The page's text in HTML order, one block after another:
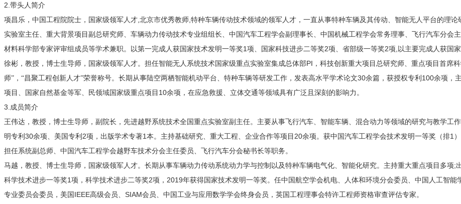
2. 带头人简介
项昌乐，中国工程院院士，国家级领军人才 北京市优秀教师 特种车辆传动技术领域的领军人才，一直从事特种车辆及其传动、智能无人平台的理
实验室主任、重大背景项目副总研究师、车辆动力传动技术专业组组长、中国汽车工程学会副理事长、中国机械工程学会常务理事、飞行汽车分会
材料科学部专家评审组成员等学术兼职。以第一完成人获国家技术发明一等奖1 项、国家科技进步二等奖2项、省部级一等奖2项 以主要完成人获国
徐彬，教授，博士生导师，国家级领军人才。担任智能无人系统技术国家级重点实验室集成总体部PI ，科技创新重大项目总研究师、重点项目首席
师”，“昌聚工程创新人才”荣誉称号。长期从事陆空两栖智能机动平台、特种车辆等研发工作，发表高水平学术论文30余篇，获授权专利 100余项，
项目、国家自然基金等军、民领域国家级重点项目 10余项，在应急救援、立体交通等领域具有广泛且深刻的影响力。
3. 成员简介
王伟达，教授，博士生导师，副院长，先进越野系统技术全国重点实验室副主任。主要从事飞行汽车、智能车辆、混合动力等领域的研究与教学工
明专利 30余项、美国专利 2项，出版学术专著1 本。主持基础研究、重大工程、企业合作等项目 20余项。获中国汽车工程学会技术发明一等奖（排1
担任系统副总师、中国汽车工程学会越野车技术分会主任委员、飞行汽车分会秘书长等职务。
马越，教授、博士生导师，国家级领军人才。长期从事车辆动力传动系统动力学与控制以及特种车辆电气化、智能化研究。主持重大重点项目多项;
科学技术进步一等奖1 项，科学技术进步二等奖2项， 2019年获得国家技术发明一等奖。任中国航空学会机电、人体和环境分会委员、中国人工智
专业委员会委员，美国 IEEE高级会员、 SIAM会员、中国工业与应用数学学会终身会员，英国工程理事会特许工程师资格审查评估专家。